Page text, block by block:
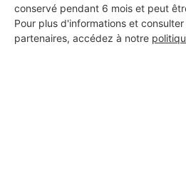
conservé pendant 6 mois et peut
Pour plus d'informations et
partenaires, accédez à notre